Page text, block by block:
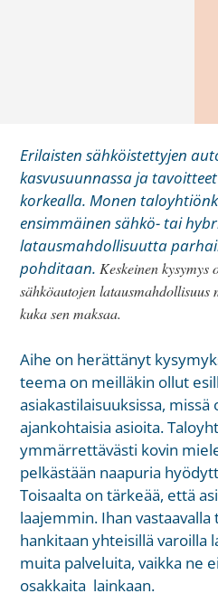
Erilaisten sähköistettyjen
kasvusuunnassa ja
korkealla. Monen
ensimmäinen sähkö- tai
latausmahdollisuutta
pohditaan.Keskeinen kysymys
sähköautojen latausmahdollisuus
kuka sen maksaa.
Aihe on herättänyt
teema on meilläkin ollut
asiakastilaisuuksissa, missä
ajankohtaisia asioita.
ymmärrettävästi kovin
pelkästään naapuria
Toisaalta on tärkeää, että
laajemmin. Ihan
hankitaan yhteisillä varoilla
muita palveluita, vaikka ne
osakkaita lainkaan.